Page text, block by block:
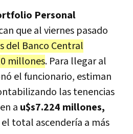
Personal
que al viernes pasado
del Banco Central
millones. Para llegar al
el funcionario, estiman
las tenencias
a u$s7.224 millones,
total ascendería a más